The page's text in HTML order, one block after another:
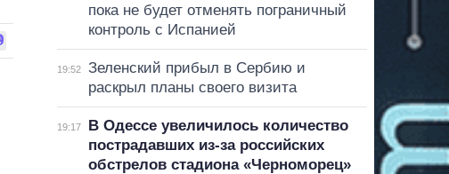
пока не будет отменять пограничный
контроль с Испанией
19:52
Зеленский прибыл в Сербию и
раскрыл планы своего визита
19:17
В Одессе увеличилось количество
пострадавших из-за российских
обстрелов стадиона «Черноморец»